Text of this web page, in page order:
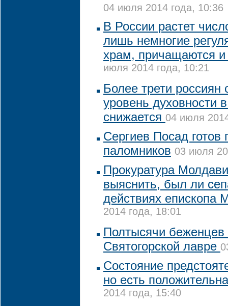
04 июля 2014 года, 10:36
В России растет
лишь немногие
храм, причащаются и
июля 2014 года, 10:21
Более трети россиян
уровень духовности
снижается 04 июля
Сергиев Посад готов
паломников 03 июля
Прокуратура
выяснить, был ли
действиях епископа
2014 года, 18:01
Полтысячи
Святогорской лавре
Состояние
но есть
2014 года, 15:40